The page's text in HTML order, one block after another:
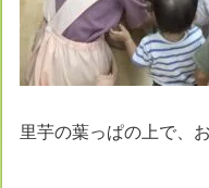
里芋の葉っぱの上で、